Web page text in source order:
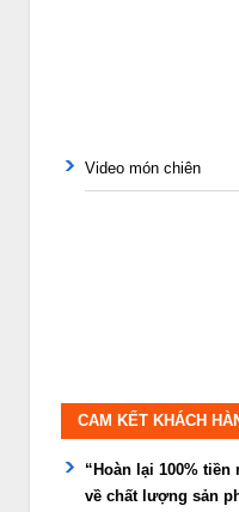
Video món chiên
CAM KẾT KHÁCH
“Hoàn lại 100%
về chất lượng sản